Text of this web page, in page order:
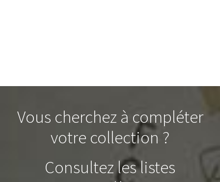
Vous cherchez à compléter
votre collection ?
Consultez les listes